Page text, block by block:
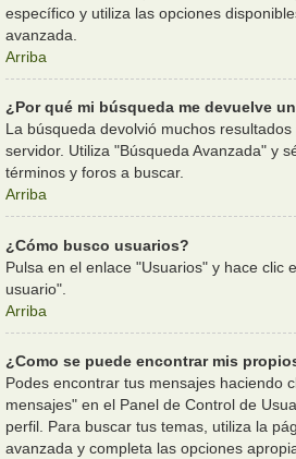
específico y utiliza las opciones
avanzada.
Arriba
¿Por qué mi búsqueda me devuelve
La búsqueda devolvió muchos
servidor. Utiliza "Búsqueda Avanzada" y
términos y foros a buscar.
Arriba
¿Cómo busco usuarios?
Pulsa en el enlace "Usuarios" y hace clic
usuario".
Arriba
¿Como se puede encontrar mis
Podes encontrar tus mensajes haciendo
mensajes" en el Panel de Control de
perfil. Para buscar tus temas, utiliza la
avanzada y completa las opciones